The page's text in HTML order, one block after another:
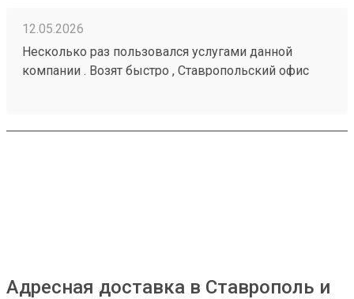
12.05.2026
Несколько раз пользовался услугами данной
компании . Возят быстро , Ставропольский офис
поддержки все решается . Заказ № 260425670
Адресная доставка в Ставрополь и